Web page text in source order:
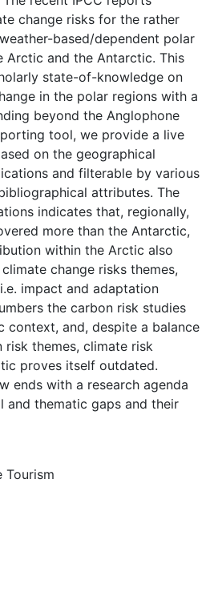
change risks for the rather
based/dependent polar
Arctic and the Antarctic. This
state-of-knowledge on
in the polar regions with a
beyond the Anglophone
tool, we provide a live
on the geographical
and filterable by various
attributes. The
indicates that, regionally,
more than the Antarctic,
within the Arctic also
change risks themes,
impact and adaptation
the carbon risk studies
context, and, despite a balance
themes, climate risk
proves itself outdated.
ends with a research agenda
and thematic gaps and their
Tourism